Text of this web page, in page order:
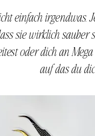
einfach irgendwas.
sie wirklich
oder dich an
auf das du